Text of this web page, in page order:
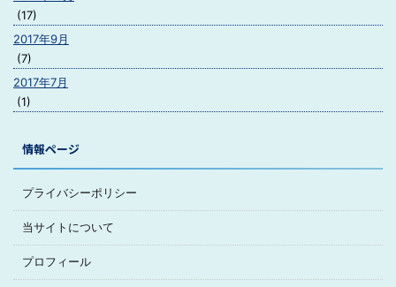
(17)
2017年9月
(7)
2017年7月
(1)
情報ページ
プライバシーポリシー
当サイトについて
プロフィール